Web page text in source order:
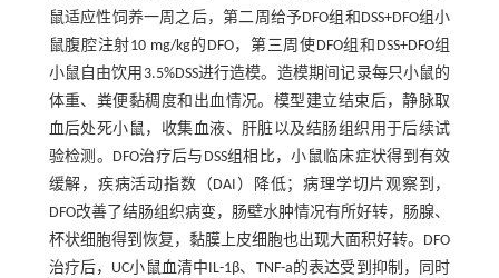
鼠适应性饲养一周之后，第二周给予DFO组和DSS+DFO组小
鼠腹腔注射10 mg/kg的DFO，第三周使DFO组和DSS+DFO组
小鼠自由饮用3.5%DSS进行造模。造模期间记录每只小鼠的
体重、粪便黏稠度和出血情况。模型建立结束后，静脉取
血后处死小鼠，收集血液、肝脏以及结肠组织用于后续试
验检测。DFO治疗后与DSS组相比，小鼠临床症状得到有效
缓解，疾病活动指数（DAI）降低；病理学切片观察到，
DFO改善了结肠组织病变，肠壁水肿情况有所好转，肠腺、
杯状细胞得到恢复，黏膜上皮细胞也出现大面积好转。DFO
治疗后，UC小鼠血清中IL-1β、TNF-a的表达受到抑制，同时